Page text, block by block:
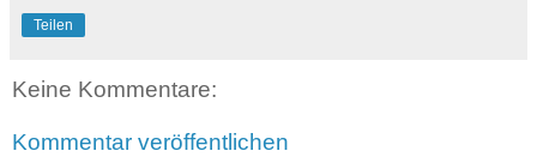
Teilen
Keine Kommentare:
Kommentar veröffentlichen